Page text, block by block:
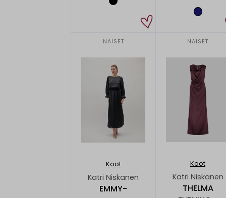
NAISET
Koot
Katri Niskanen
EMMY-
NAISET
Koot
Katri Niskanen
THELMA